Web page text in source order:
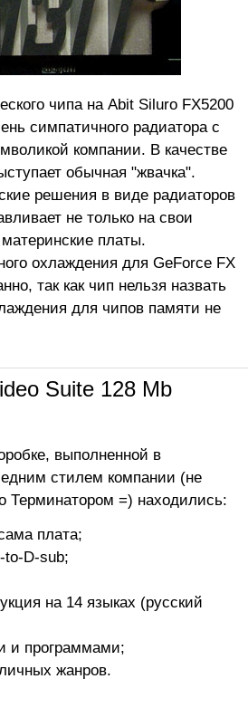
чипа на Abit Siluro FX5200
симпатичного радиатора с
компании. В качестве
обычная "жвачка".
решения в виде радиаторов
не только на свои
платы.
охлаждения для GeForce FX
так как чип нельзя назвать
для чипов памяти не
Suite 128 Mb
выполненной в
стилем компании (не
Терминатором =) находились:
плата;
to-D-sub;
на 14 языках (русский
и программами;
жанров.